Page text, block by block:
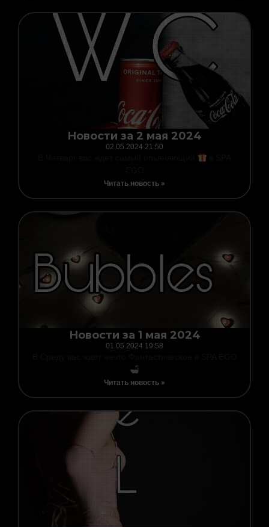
Новости за 2 мая 2024
02.05.2024 21:50
Читать новость »
Новости за 1 мая 2024
01.05.2024 19:58
Читать новость »